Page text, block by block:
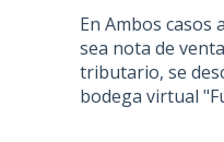
En Ambos casos
sea nota de
tributario, se
bodega virtual